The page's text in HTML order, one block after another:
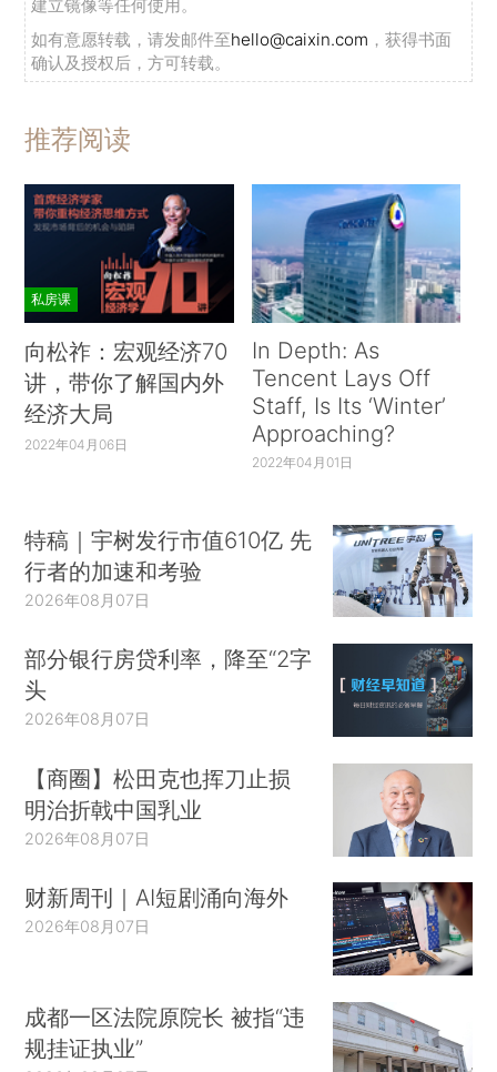
建立镜像等任何使用。
如有意愿转载，请发邮件至hello@caixin.com ，获得书面
确认及授权后，方可转载。
推荐阅读
私房课
向松祚：宏观经济70
讲，带你了解国内外
经济大局
2022年04月06日
In Depth: As
Tencent Lays Off
Staff, Is Its ‘Winter’
Approaching?
2022年04月01日
特稿｜宇树发行市值610亿 先
行者的加速和考验
2026年08月07日
部分银行房贷利率，降至“2字
头
2026年08月07日
【商圈】松田克也挥刀止损
明治折戟中国乳业
2026年08月07日
财新周刊｜AI短剧涌向海外
2026年08月07日
成都一区法院原院长 被指“违
规挂证执业”